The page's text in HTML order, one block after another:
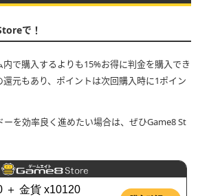
で！
で購入するよりも15%お得に判金を購入でき
元もあり、ポイントは次回購入時に1ポイン
を効率良く進めたい場合は、ぜひGame8 St